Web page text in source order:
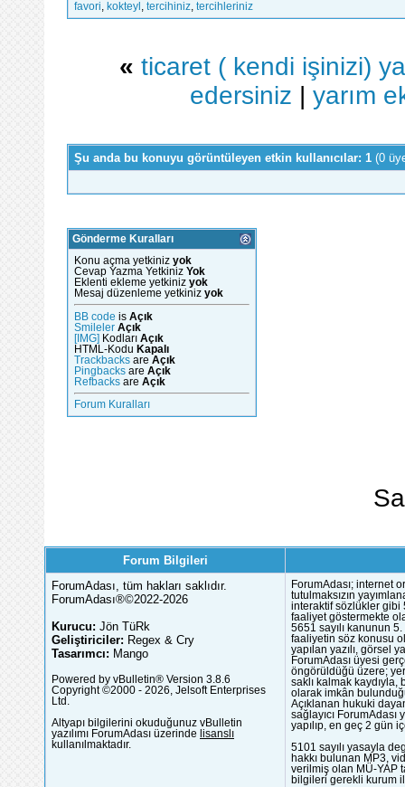
favori
kokteyl tercihiniz tercihleriniz
« ticaret ( kendi işinizi)
edersiniz | yarım
Şu anda bu konuyu görüntüleyen etkin kullanıcılar: 1 (0
Gönderme Kuralları
Konu açma yetkiniz yok
Cevap Yazma Yetkiniz Yok
Eklenti ekleme yetkiniz yok
Mesaj düzenleme yetkiniz yok
BB code is Açık
Smileler Açık
[IMG] Kodları Açık
HTML-Kodu Kapalı
Trackbacks are Açık
Pingbacks are Açık
Refbacks are Açık
Forum Kuralları
Forum Bilgileri
ForumAdası, tüm hakları saklıdır.
ForumAdası®©2022-2026
Kurucu: Jön TüRk
Geliştiriciler: Regex & Cry
Tasarımcı: Mango
Powered by vBulletin® Version 3.8.6
Copyright ©2000 - 2026, Jelsoft Enterprises
Ltd.
Altyapı bilgilerini okuduğunuz vBulletin
yazılımı ForumAdası üzerinde lisanslı
kullanılmaktadır.
ForumAdası; internet
tutulmaksızın
interaktif sözlükler gibi
faaliyet göstermekte
5651 sayılı kanunun
faaliyetin söz konusu
yapılan yazılı, görsel
ForumAdası üyesi
öngörüldüğü üzere;
saklı kalmak
olarak imkân
Açıklanan hukuki
sağlayıcı
yapılıp, en geç 2 gün
5101 sayılı yasayla
hakkı bulunan MP3,
verilmiş olan MÜ-YAP
bilgileri gerekli kurum